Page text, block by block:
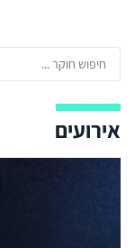
אירועים